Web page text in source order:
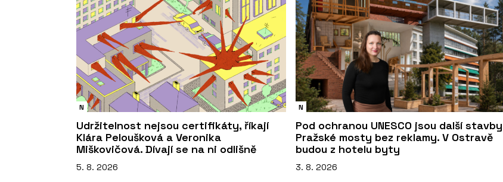
N
Udržitelnost nejsou certifikáty, říkají
Klára Peloušková a Veronika
Miškovičová. Dívají se na ni odlišně
5. 8. 2026
N
Pod ochranou UNESCO jsou další
Pražské mosty bez reklamy. V Ostravě
budou z hotelu byty
3. 8. 2026